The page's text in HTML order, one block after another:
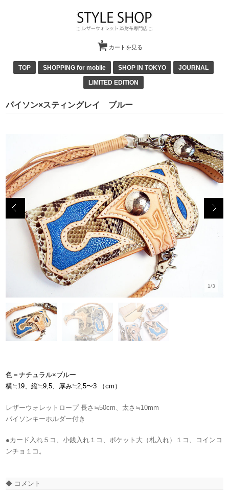
カートを見る
0
TOP SHOPPING for mobile SHOP IN TOKYO JOURNAL
LIMITED EDITION
パイソン×スティングレイ ブルー
1/3
色＝ナチュラル×ブルー
横≒19、縦≒9,5、厚み≒2,5〜3 （cm）
レザーウォレットロープ 長さ≒50cm、太さ≒10mm
パイソンキーホルダー付き
●カード入れ５コ、小銭入れ１コ、ポケット大（札入れ）１コ、コインコ
ンチョ１コ。
◆ コメント